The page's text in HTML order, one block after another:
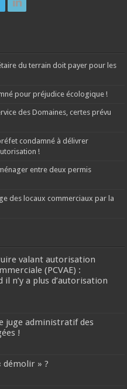
du terrain doit payer pour les
pour préjudice écologique !
des Domaines, certes prévu
condamné à délivrer
!
entre deux permis
des locaux commerciaux par la
valant autorisation
(PCVAE) :
n’y a plus d’autorisation
juge administratif des
!
démolir » ?